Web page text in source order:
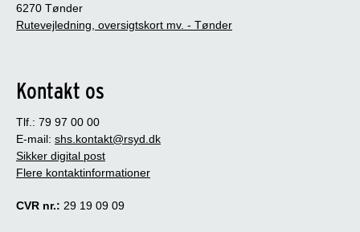
6270 Tønder
Rutevejledning, oversigtskort mv. - Tønder
Kontakt os
Tlf.: 79 97 00 00
E-mail: shs.kontakt@rsyd.dk
Sikker digital post
Flere kontaktinformationer
CVR nr.: 29 19 09 09